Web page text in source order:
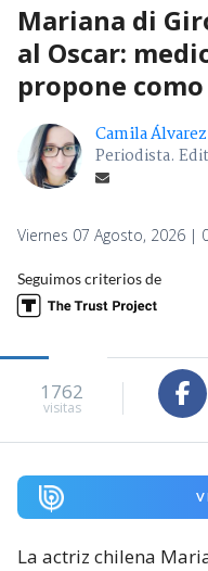
Mariana di
al Oscar:
propone
Camila
Periodista.
Viernes 07 Agosto, 2026 |
Seguimos criterios de
1762
visitas
La actriz chilena